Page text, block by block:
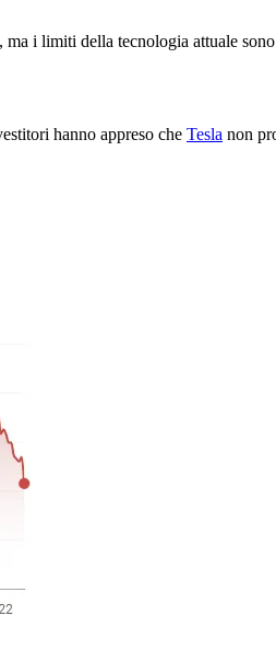
i limiti della tecnologia attuale
hanno appreso che Tesla non